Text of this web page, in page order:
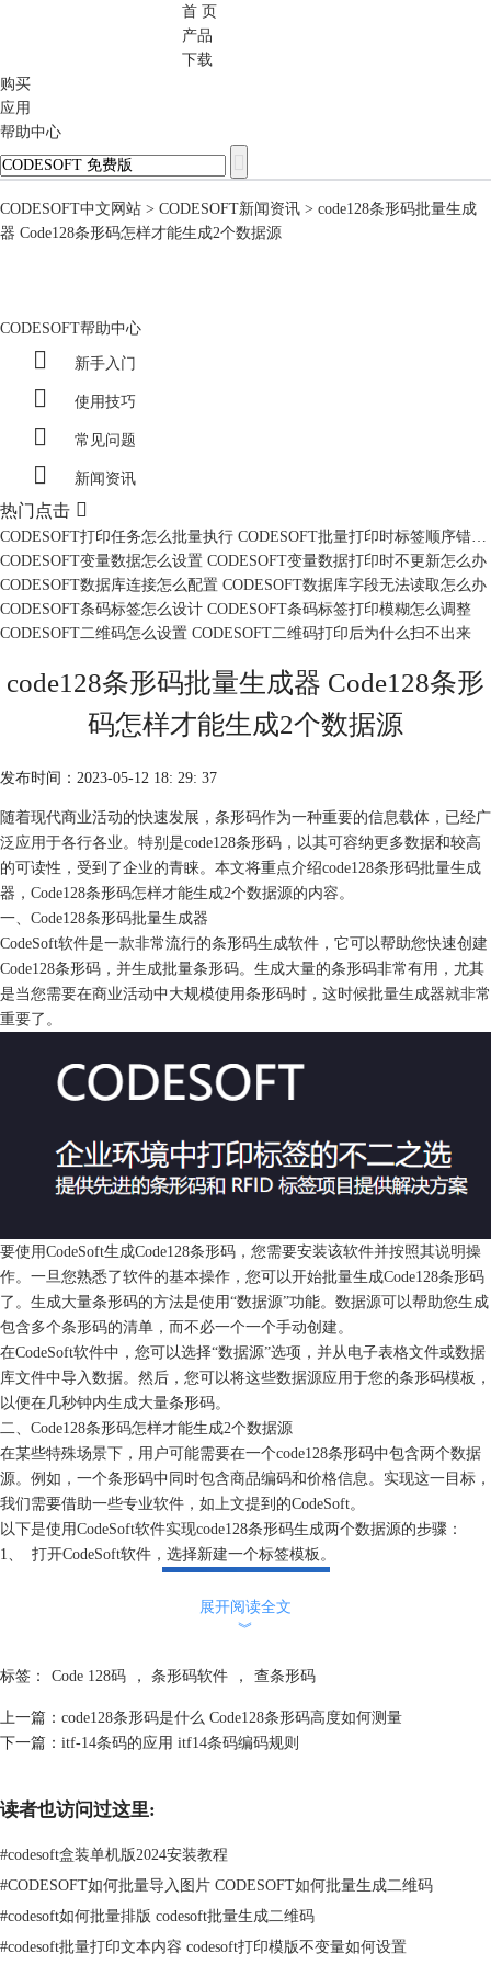
首 页
产品
下载
购买
应用
帮助中心
CODESOFT中文网站 > CODESOFT新闻资讯 > code128条形码批量生成
器 Code128条形码怎样才能生成2个数据源
CODESOFT帮助中心
 新手入门
 使用技巧
 常见问题
 新闻资讯
热门点击 
CODESOFT打印任务怎么批量执行 CODESOFT批量打印时标签顺序错乱怎么办
CODESOFT变量数据怎么设置 CODESOFT变量数据打印时不更新怎么办
CODESOFT数据库连接怎么配置 CODESOFT数据库字段无法读取怎么办
CODESOFT条码标签怎么设计 CODESOFT条码标签打印模糊怎么调整
CODESOFT二维码怎么设置 CODESOFT二维码打印后为什么扫不出来
code128条形码批量生成器 Code128条形
码怎样才能生成2个数据源
发布时间：2023-05-12 18: 29: 37
随着现代商业活动的快速发展，条形码作为一种重要的信息载体，已经广
泛应用于各行各业。特别是code128条形码，以其可容纳更多数据和较高
的可读性，受到了企业的青睐。本文将重点介绍code128条形码批量生成
器，Code128条形码怎样才能生成2个数据源的内容。
一、Code128条形码批量生成器
CodeSoft软件是一款非常流行的条形码生成软件，它可以帮助您快速创建
Code128条形码，并生成批量条形码。生成大量的条形码非常有用，尤其
是当您需要在商业活动中大规模使用条形码时，这时候批量生成器就非常
重要了。
要使用CodeSoft生成Code128条形码，您需要安装该软件并按照其说明操
作。一旦您熟悉了软件的基本操作，您可以开始批量生成Code128条形码
了。生成大量条形码的方法是使用“数据源”功能。数据源可以帮助您生成
包含多个条形码的清单，而不必一个一个手动创建。
在CodeSoft软件中，您可以选择“数据源”选项，并从电子表格文件或数据
库文件中导入数据。然后，您可以将这些数据源应用于您的条形码模板，
以便在几秒钟内生成大量条形码。
二、Code128条形码怎样才能生成2个数据源
在某些特殊场景下，用户可能需要在一个code128条形码中包含两个数据
源。例如，一个条形码中同时包含商品编码和价格信息。实现这一目标，
我们需要借助一些专业软件，如上文提到的CodeSoft。
以下是使用CodeSoft软件实现code128条形码生成两个数据源的步骤：
1、 打开CodeSoft软件，选择新建一个标签模板。
2、在标签模板中，插入一个code128条形码对象。双击该code128条形码
对象，打开属性设置窗口。
展开阅读全文
︾
标签： Code 128码 ， 条形码软件 ， 查条形码
上一篇： code128条形码是什么 Code128条形码高度如何测量
下一篇： itf-14条码的应用 itf14条码编码规则
读者也访问过这里:
#codesoft盒装单机版2024安装教程
#CODESOFT如何批量导入图片 CODESOFT如何批量生成二维码
#codesoft如何批量排版 codesoft批量生成二维码
#codesoft批量打印文本内容 codesoft打印模版不变量如何设置